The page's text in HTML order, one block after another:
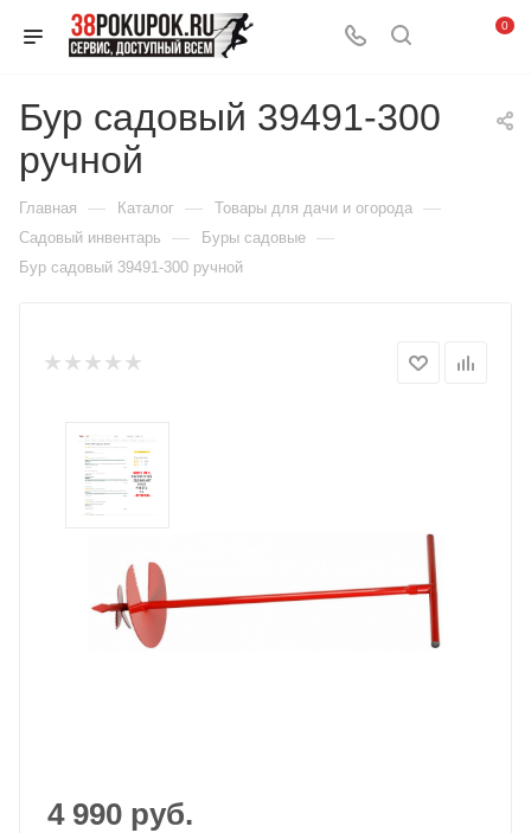
0
Бур садовый 39491-300
ручной
Главная — Каталог — Товары для дачи и огорода —
Садовый инвентарь — Буры садовые —
Бур садовый 39491-300 ручной
4 990 руб.